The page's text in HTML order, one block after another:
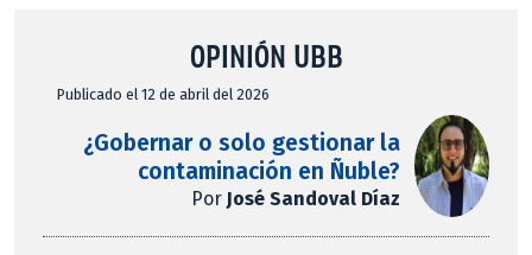
OPINIÓN UBB
Publicado el 12 de abril del 2026
¿Gobernar o solo gestionar la
contaminación en Ñuble?
Por José Sandoval Díaz